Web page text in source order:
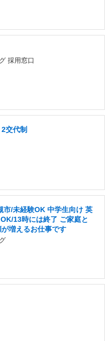
採用窓口
交代制
市/未経験OK 中学生向け 英
13時には終了 ご家庭と
増えるお仕事です